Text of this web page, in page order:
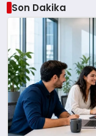
Son Dakika